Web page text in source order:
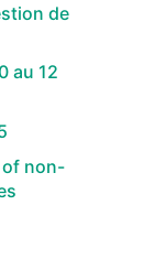
de
au 12
non-